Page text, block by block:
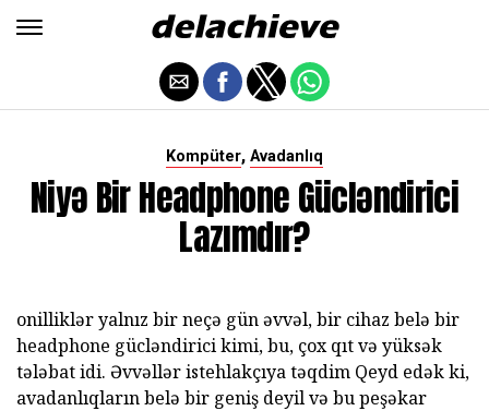
Kompüter, Avadanlıq
Niyə Bir Headphone Gücləndirici
Lazımdır?
onilliklər yalnız bir neçə gün əvvəl, bir cihaz belə bir
headphone gücləndirici kimi, bu, çox qıt və yüksək
tələbat idi. Əvvəllər istehlakçıya təqdim Qeyd edək ki,
avadanlıqların belə bir geniş deyil və bu peşəkar